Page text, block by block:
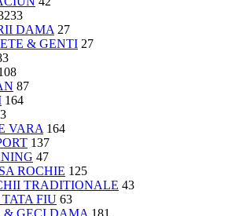
DAMA 27
& GENTI 27
87
164
VARA 164
137
47
ROCHIE 125
TRADITIONALE 43
TATA FIU 63
& GECI DAMA 181